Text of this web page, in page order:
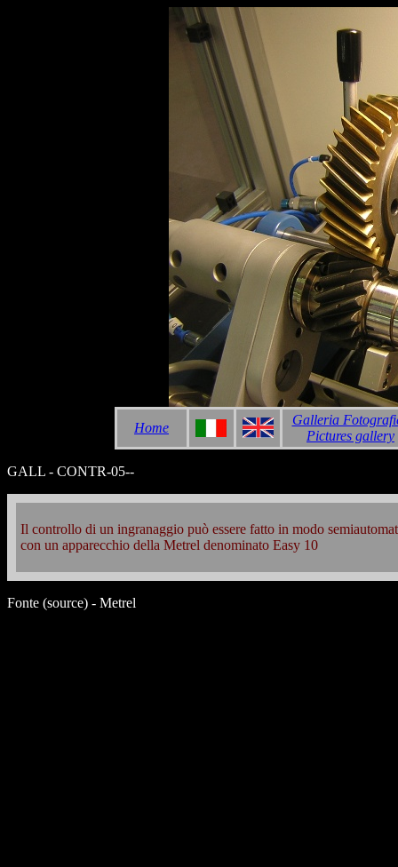
Home
Galleria
Pictures gallery
GALL - CONTR-05--
Il controllo di un ingranaggio può essere fatto in modo
con un apparecchio della Metrel denominato Easy 10
Fonte (source) - Metrel